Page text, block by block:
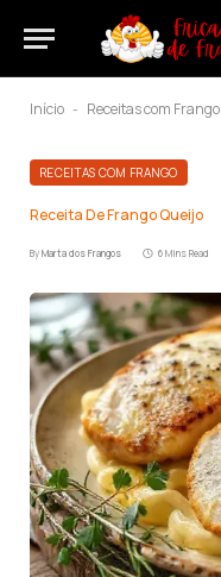
Início - Receitas com Frango
RECEITAS COM FRANGO
Receita De Frango Queijo
ByMarta dos Frangos 6 Mins Read